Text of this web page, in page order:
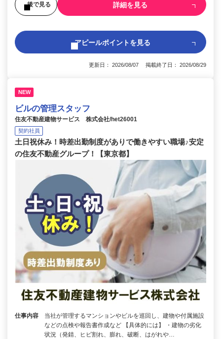
後で見る 詳細を見る
アピールポイントを見る
更新日： 2026/08/07 掲載終了日： 2026/08/29
NEW
ビルの管理スタッフ
住友不動産建物サービス 株式会社/het26001
契約社員
土日祝休み！時差出勤制度がありで働きやすい職場♪安定
の住友不動産グループ！【東京都】
仕事内容
当社が管理するマンションやビルを巡回し、建物や付属施設
などの点検や報告書作成など 【具体的には】 ・建物の劣化
状況（発錆、ヒビ割れ、膨れ、破断、はがれや…